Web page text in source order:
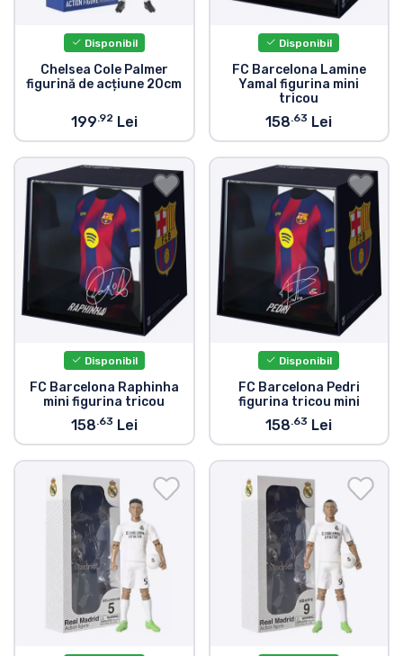
Disponibil
Chelsea Cole Palmer
figurină de acțiune 20cm
199.92 Lei
Disponibil
FC Barcelona Lamine
Yamal figurina mini
tricou
158.63 Lei
Disponibil
FC Barcelona Raphinha
mini figurina tricou
158.63 Lei
Disponibil
FC Barcelona Pedri
figurina tricou mini
158.63 Lei